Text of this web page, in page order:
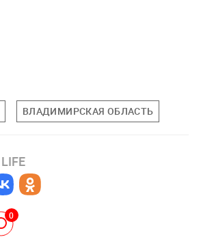
ВЛАДИМИРСКАЯ ОБЛАСТЬ
0